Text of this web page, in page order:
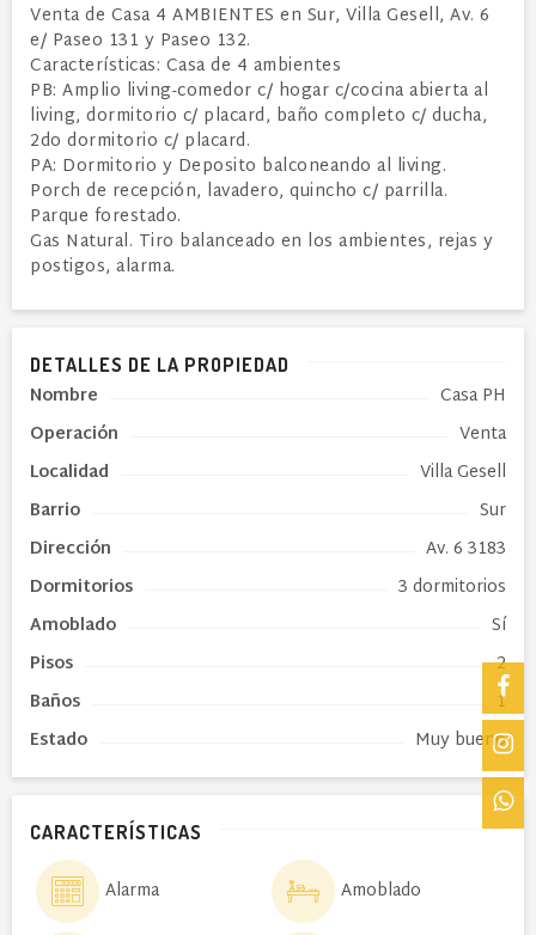
Venta de Casa 4 AMBIENTES en Sur, Villa Gesell, Av. 6
e/ Paseo 131 y Paseo 132.
Características: Casa de 4 ambientes
PB: Amplio living-comedor c/ hogar c/cocina abierta al
living, dormitorio c/ placard, baño completo c/ ducha,
2do dormitorio c/ placard.
PA: Dormitorio y Deposito balconeando al living.
Porch de recepción, lavadero, quincho c/ parrilla.
Parque forestado.
Gas Natural. Tiro balanceado en los ambientes, rejas y
postigos, alarma.
DETALLES DE LA PROPIEDAD
Nombre
Casa PH
Operación
Venta
Localidad
Villa Gesell
Barrio
Sur
Dirección
Av. 6 3183
Dormitorios
3 dormitorios
Amoblado
Sí
Pisos
2
Baños
1
Estado
Muy bueno
CARACTERÍSTICAS
Alarma Amoblado